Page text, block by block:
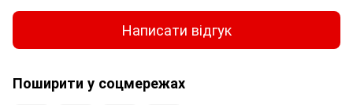
Написати відгук
Поширити у соцмережах